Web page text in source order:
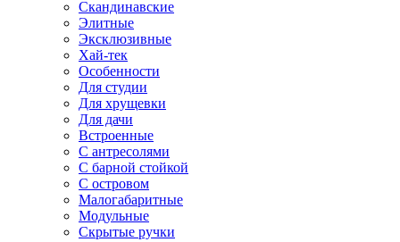
Скандинавские
Элитные
Эксклюзивные
Хай-тек
Особенности
Для студии
Для хрущевки
Для дачи
Встроенные
С антресолями
С барной стойкой
С островом
Малогабаритные
Модульные
Скрытые ручки